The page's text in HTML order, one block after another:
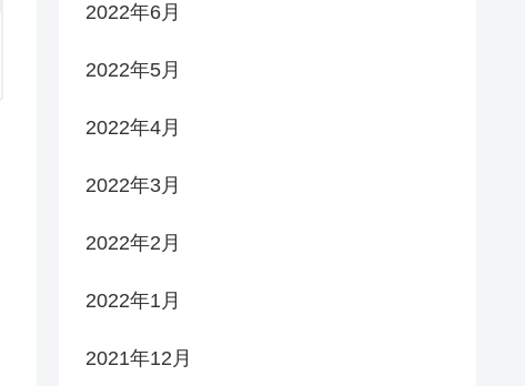
2022年6月
2022年5月
2022年4月
2022年3月
2022年2月
2022年1月
2021年12月